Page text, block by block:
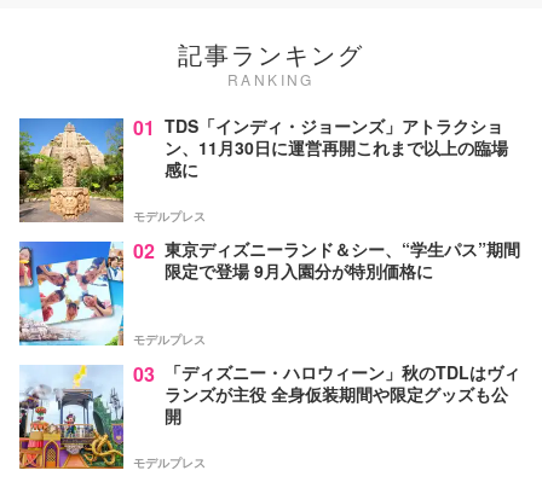
記事ランキング
RANKING
01 TDS「インディ・ジョーンズ」アトラクショ
ン、11月30日に運営再開これまで以上の臨場
感に
モデルプレス
02 東京ディズニーランド＆シー、“学生パス”期間
限定で登場 9月入園分が特別価格に
モデルプレス
03
「ディズニー・ハロウィーン」秋のTDLはヴィ
ランズが主役 全身仮装期間や限定グッズも公
開
モデルプレス